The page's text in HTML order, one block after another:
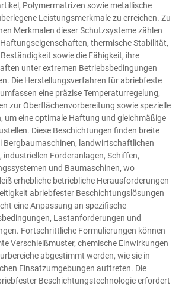
Polymermatrizen sowie metallische
Leistungsmerkmale zu erreichen. Zu
Merkmalen dieser Schutzsysteme zählen
thermische Stabilität,
sowie die Fähigkeit, ihre
unter extremen Betriebsbedingungen
Die Herstellungsverfahren für abriebfeste
eine präzise Temperaturregelung,
zur Oberflächenvorbereitung sowie spezielle
um eine optimale Haftung und gleichmäßige
Diese Beschichtungen finden breite
Bergbaumaschinen, landwirtschaftlichen
industriellen Förderanlagen, Schiffen,
und Baumaschinen, wo
erhebliche betriebliche Herausforderungen
abriebfester Beschichtungslösungen
eine Anpassung an spezifische
Lastanforderungen und
Fortschrittliche Formulierungen können
Verschleißmuster, chemische Einwirkungen
abgestimmt werden, wie sie in
Einsatzumgebungen auftreten. Die
Beschichtungstechnologie erfordert